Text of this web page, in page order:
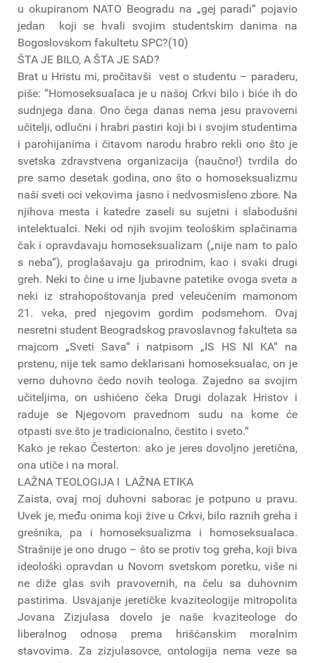
u okupiranom NATO Beogradu na „gej paradi“ pojavio
jedan koji se hvali svojim studentskim danima na
Bogoslovskom fakultetu SPC?(10)
ŠTA JE BILO, A ŠTA JE SAD?
Brat u Hristu mi, pročitavši vest o studentu – paraderu,
piše: “Homoseksualaca je u našoj Crkvi bilo i biće ih do
sudnjega dana. Ono čega danas nema jesu pravoverni
učitelji, odlučni i hrabri pastiri koji bi i svojim studentima
i parohijanima i čitavom narodu hrabro rekli ono što je
svetska zdravstvena organizacija (naučno!) tvrdila do
pre samo desetak godina, ono što o homoseksualizmu
naši sveti oci vekovima jasno i nedvosmisleno zbore. Na
njihova mesta i katedre zaseli su sujetni i slabodušni
intelektualci. Neki od njih svojim teološkim splačinama
čak i opravdavaju homoseksualizam („nije nam to palo
s neba“), proglašavaju ga prirodnim, kao i svaki drugi
greh. Neki to čine u ime ljubavne patetike ovoga sveta a
neki iz strahopoštovanja pred veleučenim mamonom
21. veka, pred njegovim gordim podsmehom. Ovaj
nesretni student Beogradskog pravoslavnog fakulteta sa
majcom „Sveti Sava“ i natpisom „IS HS NI KA“ na
prstenu, nije tek samo deklarisani homoseksualac, on je
verno duhovno čedo novih teologa. Zajedno sa svojim
učiteljima, on ushićeno čeka Drugi dolazak Hristov i
raduje se Njegovom pravednom sudu na kome će
otpasti sve što je tradicionalno, čestito i sveto.“
Kako je rekao Česterton: ako je jeres dovoljno jeretična,
ona utiče i na moral.
LAŽNA TEOLOGIJA I LAŽNA ETIKA
Zaista, ovaj moj duhovni saborac je potpuno u pravu.
Uvek je, među onima koji žive u Crkvi, bilo raznih greha i
grešnika, pa i homoseksualizma i homoseksualaca.
Strašnije je ono drugo – što se protiv tog greha, koji biva
ideološki opravdan u Novom svetskom poretku, više ni
ne diže glas svih pravovernih, na čelu sa duhovnim
pastirima. Usvajanje jeretičke kvaziteologije mitropolita
Jovana Zizjulasa dovelo je naše kvaziteologe do
liberalnog odnosa prema hrišćanskim moralnim
stavovima. Za zizjulasovce, ontologija nema veze sa